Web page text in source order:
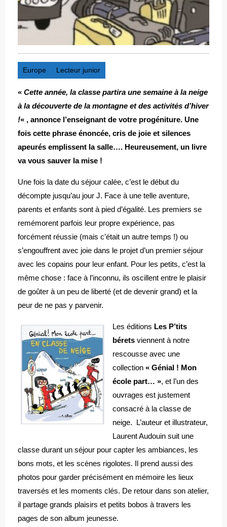
Europe Lecteur junior
« Cette année, la classe partira une semaine à la neige
à la découverte de la montagne et des activités d’hiver
!« , annonce l’enseignant de votre progéniture. Une
fois cette phrase énoncée, cris de joie et silences
apeurés emplissent la salle…. Heureusement, un livre
va vous sauver la mise !
Une fois la date du séjour calée, c’est le début du
décompte jusqu’au jour J. Face à une telle aventure,
parents et enfants sont à pied d’égalité. Les premiers se
remémorent parfois leur propre expérience, pas
forcément réussie (mais c’était un autre temps !) ou
s’engouffrent avec joie dans le projet d’un premier séjour
avec les copains pour leur enfant. Pour les petits, c’est la
même chose : face à l’inconnu, ils oscillent entre le plaisir
de goûter à un peu de liberté (et de devenir grand) et la
peur de ne pas y parvenir.
Les éditions Les P’tits
bérets viennent à notre
rescousse avec une
collection « Génial ! Mon
école part… », et l’un des
ouvrages est justement
consacré à la classe de
neige. L’auteur et illustrateur,
Laurent Audouin suit une
classe durant un séjour pour capter les ambiances, les
bons mots, et les scènes rigolotes. Il prend aussi des
photos pour garder précisément en mémoire les lieux
traversés et les moments clés. De retour dans son atelier,
il partage grands plaisirs et petits bobos à travers les
pages de son album jeunesse.